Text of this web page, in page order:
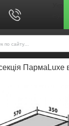
6 7 Показати номер